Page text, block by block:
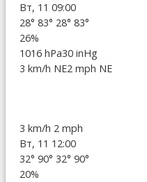
Вт, 11 09:00
28° 83° 28° 83°
26%
1016 hPa30 inHg
3 km/h NE2 mph NE
3 km/h 2 mph
Вт, 11 12:00
32° 90° 32° 90°
20%